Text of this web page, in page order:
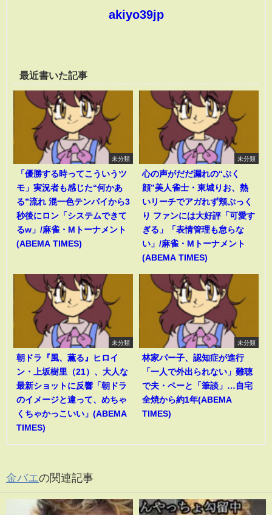
akiyo39jp
最近書いた記事
未分類
「優勝する時ってこういうツ
モ」実況者も感じた“何かあ
る”流れ 混一色テンパイから3
秒後にロン「システムできて
るw」/麻雀・Mトーナメント
(ABEMA TIMES)
未分類
心の声がだだ漏れの“ぷく
顔”美人雀士・東城りお、熱
いリーチでアガれず頬ぷっく
り ファンには大好評「可愛す
ぎる」「表情管理も怠らな
い」/麻雀・Mトーナメント
(ABEMA TIMES)
未分類
朝ドラ『風、薫る』ヒロイ
ン・上坂樹里（21）、大人な
最新ショットに反響「朝ドラ
のイメージと違って、めちゃ
くちゃかっこいい」(ABEMA
TIMES)
未分類
林家パー子、認知症が進行
「一人で外出られない」難聴
で夫・ペーと「筆談」…自宅
全焼から約1年(ABEMA
TIMES)
金バエの関連記事